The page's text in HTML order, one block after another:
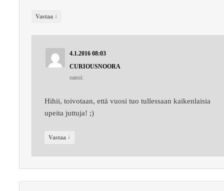
Vastaa ↓
4.1.2016 08:03
CURIOUSNOORA
sanoi:
Hihii, toivotaan, että vuosi tuo tullessaan kaikenlaisia
upeita juttuja! ;)
Vastaa ↓